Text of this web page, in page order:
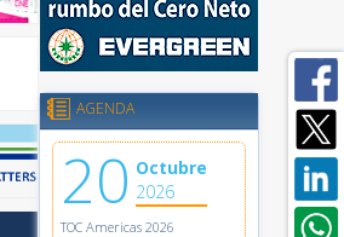
AGENDA
20 Octubre
2026
TOC Americas 2026